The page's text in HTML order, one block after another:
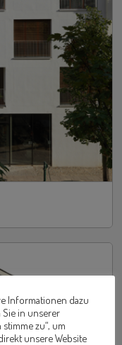
Informationen dazu
in unserer
zu“, um
unsere Website